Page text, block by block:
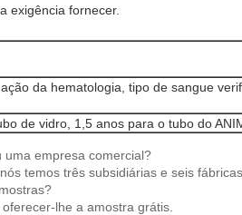
exigência fornecer.
da hematologia, tipo de sangue
de vidro, 1,5 anos para o tubo do
uma empresa comercial?
temos três subsidiárias e seis
lhe a amostra grátis.